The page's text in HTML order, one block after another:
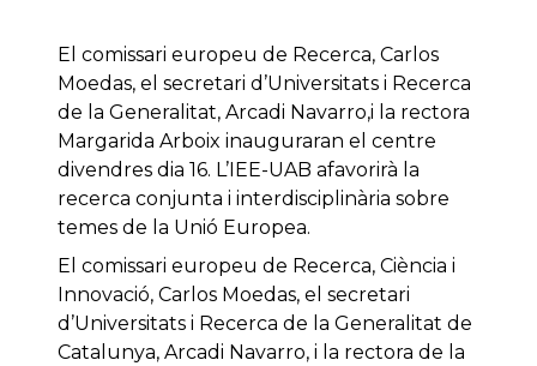
El comissari europeu de Recerca, Carlos
Moedas, el secretari d’Universitats i Recerca
de la Generalitat, Arcadi Navarro,i la rectora
Margarida Arboix inauguraran el centre
divendres dia 16. L’IEE-UAB afavorirà la
recerca conjunta i interdisciplinària sobre
temes de la Unió Europea.
El comissari europeu de Recerca, Ciència i
Innovació, Carlos Moedas, el secretari
d’Universitats i Recerca de la Generalitat de
Catalunya, Arcadi Navarro, i la rectora de la